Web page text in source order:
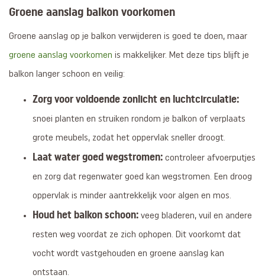
Groene aanslag balkon voorkomen
Groene aanslag op je balkon verwijderen is goed te doen, maar
groene aanslag voorkomen is makkelijker. Met deze tips blijft je
balkon langer schoon en veilig:
Zorg voor voldoende zonlicht en luchtcirculatie:
snoei planten en struiken rondom je balkon of verplaats
grote meubels, zodat het oppervlak sneller droogt.
Laat water goed wegstromen: controleer afvoerputjes
en zorg dat regenwater goed kan wegstromen. Een droog
oppervlak is minder aantrekkelijk voor algen en mos.
Houd het balkon schoon: veeg bladeren, vuil en andere
resten weg voordat ze zich ophopen. Dit voorkomt dat
vocht wordt vastgehouden en groene aanslag kan
ontstaan.